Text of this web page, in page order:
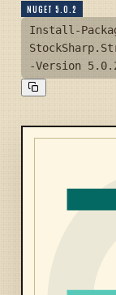
NUGET 5.0.2
Install-
-Version